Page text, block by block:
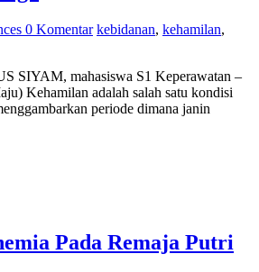
0 Komentar kebidanan, kehamilan,
SIYAM, mahasiswa S1 Keperawatan –
Kehamilan adalah salah satu kondisi
periode dimana janin
Pada Remaja Putri